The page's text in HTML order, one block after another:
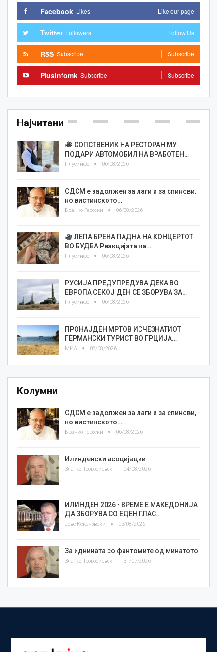
Facebook Likes Like our page
Twitter Followers Follow Us
RSS Subscribe Subscribe
Plusinfomk Subscribe Subscribe
Најчитани
СОПСТВЕНИК НА РЕСТОРАН МУ
ПОДАРИ АВТОМОБИЛ НА ВРАБОТЕН…
Плусинфо 06/08/2026
СДСМ е задолжен за лаги и за спинови,
но вистинското…
Бранко Героски 06/08/2026
ЛЕПА БРЕНА ПАДНА НА КОНЦЕРТОТ
ВО БУДВА Реакцијата на…
Плусинфо 06/08/2026
РУСИЈА ПРЕДУПРЕДУВА ДЕКА ВО
ЕВРОПА СЕКОЈ ДЕН СЕ ЗБОРУВА ЗА…
Плусинфо 06/08/2026
ПРОНАЈДЕН МРТОВ ИСЧЕЗНАТИОТ
ГЕРМАНСКИ ТУРИСТ ВО ГРЦИЈА…
МИА 06/08/2026
Колумни
СДСМ е задолжен за лаги и за спинови,
но вистинското…
Бранко Героски 06/08/2026
Илинденски асоцијации
Златко Теодосиевски 04/08/2026
ИЛИНДЕН 2026 • ВРЕМЕ Е МАКЕДОНИЈА
ДА ЗБОРУВА СО ЕДЕН ГЛАС…
Јове Кекеновски 03/08/2026
За иднината со фантомите од минатото
Златко Теодосиевски 31/07/2026